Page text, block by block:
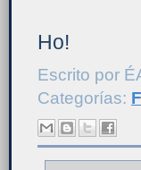
Ho!
Escrito por
Categorías: